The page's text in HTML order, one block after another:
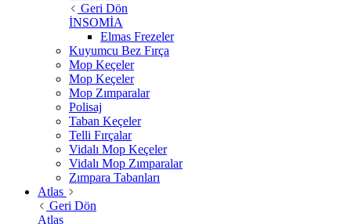
Geri Dön
İNSOMİA
Elmas Frezeler
Kuyumcu Bez Fırça
Mop Keçeler
Mop Keçeler
Mop Zımparalar
Polisaj
Taban Keçeler
Telli Fırçalar
Vidalı Mop Keçeler
Vidalı Mop Zımparalar
Zımpara Tabanları
Atlas
Geri Dön
Atlas